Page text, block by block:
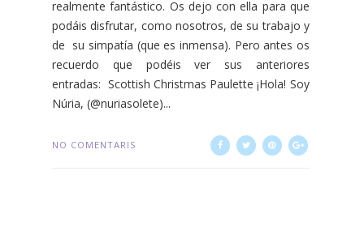
realmente fantástico. Os dejo con ella para que
podáis disfrutar, como nosotros, de su trabajo y
de su simpatía (que es inmensa). Pero antes os
recuerdo que podéis ver sus anteriores
entradas: Scottish Christmas Paulette ¡Hola! Soy
Núria, (@nuriasolete)...
NO COMENTARIS